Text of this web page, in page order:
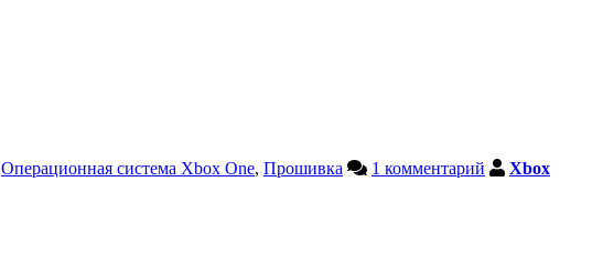
Операционная система Xbox One, Прошивка 1 комментарий
Xbox